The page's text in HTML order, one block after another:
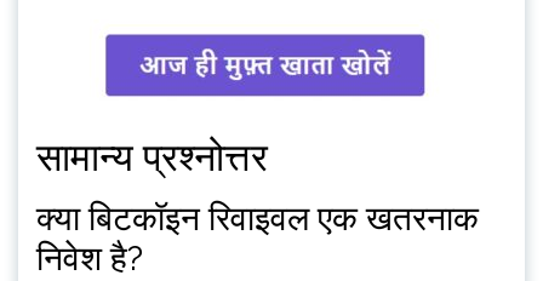
सामान्य प्रश्नोत्तर
क्या बिटकॉइन रिवाइवल एक खतरनाक
निवेश है?